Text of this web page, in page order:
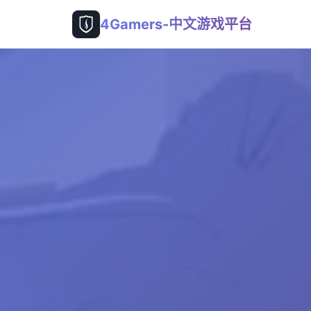
4Gamers-中文游戏平台